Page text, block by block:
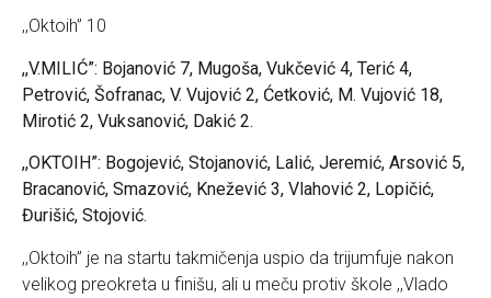
,,Oktoih” 10
,,V.MILIĆ”: Bojanović 7, Mugoša, Vukčević 4, Terić 4,
Petrović, Šofranac, V. Vujović 2, Ćetković, M. Vujović 18,
Mirotić 2, Vuksanović, Dakić 2.
,,OKTOIH”: Bogojević, Stojanović, Lalić, Jeremić, Arsović 5,
Bracanović, Smazović, Knežević 3, Vlahović 2, Lopičić,
Đurišić, Stojović.
,,Oktoih” je na startu takmičenja uspio da trijumfuje nakon
velikog preokreta u finišu, ali u meču protiv škole ,,Vlado